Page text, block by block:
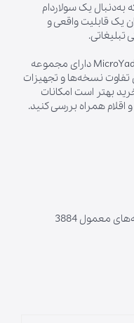
یک سولاردام
یک قابلیت واقعی و
این دستگاه در نسخه عرضه‌شده توسط MicroYadak دارای مجموعه
نسخه‌ها و تجهیزات
پیش از خرید بهتر است امکانات
همراه بررسی کنید.
مناسب کاربرانی که امکانات بیشتر از نسخه‌های معمول 3884